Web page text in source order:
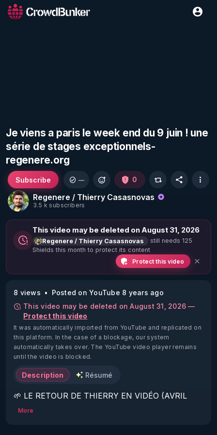
Je viens a paris le week end du 9 juin ! une
série de stages exceptionnels-
regenere.org
Regenere / Thierry Casasnovas
3.5 k subscribers
Subscribe — 0
This video may be deleted on August 31, 2026
Regenere / Thierry Casasnovas
still needs 125
Shields this month to protect its content
Protect this video
8 views
Posted on YouTube 8 years ago
This video may be deleted on August 31, 2026 —
Protect this video
It was automatically imported from YouTube and replicated on
this platform. In the case of a blockage, our system
automatically takes over. The YouTube video player remains
until the video is blocked.
Description Résumé
🌱 LE RETOUR DE THIERRY EN VIDÉO (AVRIL
2022)!
More